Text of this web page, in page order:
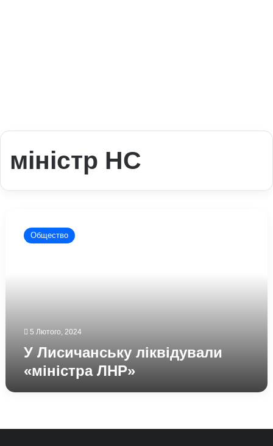
міністр НС
Лисичанську
ліквідували
Общество
5 Лютого, 2024
У Лисичанську ліквідували
«міністра ЛНР»